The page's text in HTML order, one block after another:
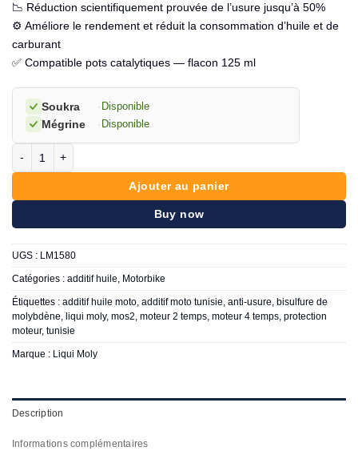
📉 Réduction scientifiquement prouvée de l’usure jusqu’à 50%
⚙️ Améliore le rendement et réduit la consommation d’huile et de
carburant
✅ Compatible pots catalytiques — flacon 125 ml
Soukra · Disponible
Mégrine · Disponible
Ajouter au panier
Buy now
UGS : LM1580
Catégories : additif huile Motorbike
Étiquettes : additif huile moto additif moto tunisie anti-usure
bisulfure de
molybdène
liqui moly, mos2 moteur 2 temps moteur 4 temps protection
moteur, tunisie
Marque : Liqui Moly
Description
Informations complémentaires